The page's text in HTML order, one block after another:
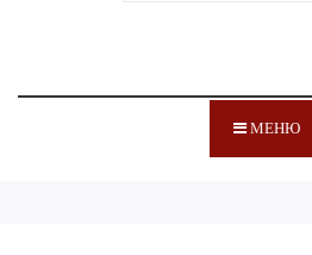
МЕНЮ